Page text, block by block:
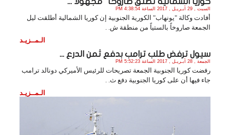
السبت , 29 أبـريـل , 2017 الساعة 4:38:54 PM
أفادت وكالة "يونهاب" الكورية الجنوبية إن كوريا الشمالية أطلقت ليل
الجمعة صاروخاً بالستياً من منطقة ش. .
الـمــزيـد
سيول ترفض طلب ترامب بدفع ثمن الدرع ...
الجمعة , 28 أبـريـل , 2017 الساعة 5:52:23 PM
رفضت كوريا الجنوبية الجمعة تصريحات للرئيس الأميركي دونالد ترامب
جاء فيها أن على كوريا الجنوبية دفع ث. .
الـمــزيـد